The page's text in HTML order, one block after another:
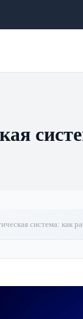
система: как